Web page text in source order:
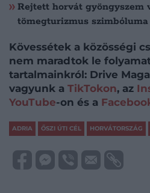
Rejtett horvát gyöngyszem
tömegturizmus szimbóluma
Kövessétek a közösségi
nem maradtok le
tartalmainkról: Drive
vagyunk a TikTokon, az
YouTube-on és a
ADRIA ŐSZI ÚTI CÉL HORVÁTORSZÁG